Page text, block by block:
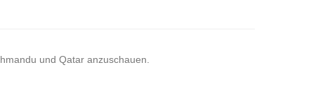
und Qatar anzuschauen.